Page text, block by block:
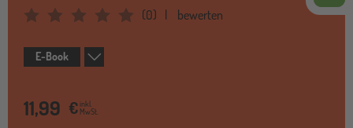
Average Rating: 0 (0) bewerten
E-Book
11,99 €inkl.
MwSt.